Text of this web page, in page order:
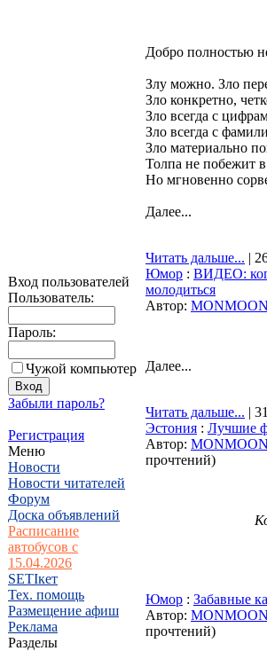
Вход пользователей
Пользователь:
Пароль:
Чужой компьютер
Забыли пароль?
Регистрация
Меню
Новости
Новости читателей
Форум
Доска объявлений
Расписание
автобусов с
15.04.2026
SETIкет
Тех. помощь
Размещение афиш
Реклама
Разделы
Добро полностью
Злу можно. Зло
Зло конкретно,
Зло всегда с
Зло всегда с
Зло материально
Толпа не побежит
Но мгновенно
Далее...
Читать дальше... |
Юмор : ВИДЕО:
молодиться
Автор: MONMOON
Далее...
Читать дальше... |
Эстония : Лучшие
Автор: MONMOON
прочтений)
Юмор : Забавные
Автор: MONMOON
прочтений)